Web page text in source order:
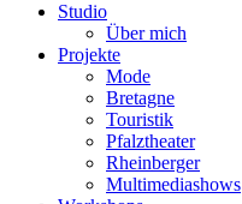
Studio
Über mich
Projekte
Mode
Bretagne
Touristik
Pfalztheater
Rheinberger
Multimediashows